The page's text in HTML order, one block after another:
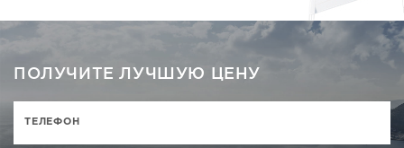
ПОЛУЧИТЕ ЛУЧШУЮ ЦЕНУ